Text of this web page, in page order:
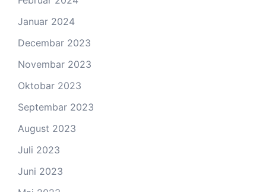
Januar 2024
Decembar 2023
Novembar 2023
Oktobar 2023
Septembar 2023
August 2023
Juli 2023
Juni 2023